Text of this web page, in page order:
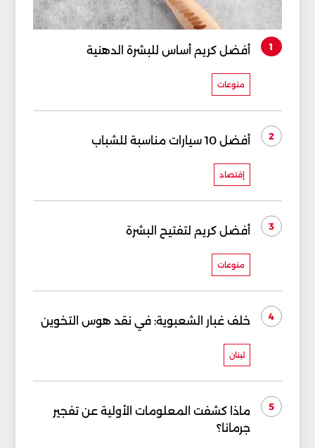
1 أفضل كريم أساس للبشرة الدهنية
منوعات
2 أفضل 10 سيارات مناسبة للشباب
إقتصاد
3 أفضل كريم لتفتيح البشرة
منوعات
4 خلف غبار الشعبوية: في نقد هوس التخوين
لبنان
5
ماذا كشفت المعلومات الأولية عن تفجير
جرمانا؟